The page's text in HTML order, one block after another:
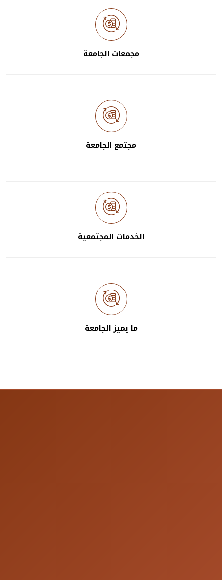
مجمعات الجامعة
مجتمع الجامعة
الخدمات المجتمعية
ما يميز الجامعة